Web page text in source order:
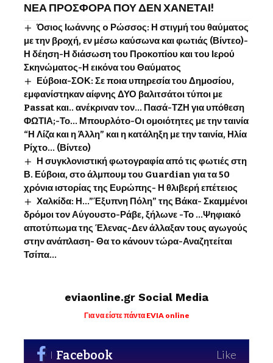
ΝΕΑ ΠΡΟΣΦΟΡΑ ΠΟΥ ΔΕΝ ΧΑΝΕΤΑΙ!
Όσιος Ιωάννης o Ρώσσος: Η στιγμή του θαύματος
με την βροχή, εν μέσω καύσωνα και φωτιάς (Βίντεο)-
Η δέηση-Η διάσωση του Προκοπίου και του Ιερού
Σκηνώματος-Η εικόνα του Θαύματος
Εύβοια-ΣΟΚ: Σε ποια υπηρεσία του Δημοσίου,
εμφανίστηκαν αίφνης ΔΥΟ βαλιτσάτοι τύποι με
Passat και.. ανέκριναν τον… Πασά-ΤΖΗ για υπόθεση
ΦΩΤΙΑ;-Το… Μπουρλότο-Οι ομοιότητες με την ταινία
“Η Λίζα και η Άλλη” και η κατάληξη με την ταινία, Ηλία
Ρίχτο… (Βίντεο)
Η συγκλονιστική φωτογραφία από τις φωτιές στη
Β. Εύβοια, στο άλμπουμ του Guardian για τα 50
χρόνια ιστορίας της Ευρώπης- Η θλιβερή επέτειος
Χαλκίδα: Η…”Έξυπνη Πόλη” της Βάκα- Σκαμμένοι
δρόμοι τον Αύγουστο-Ράβε, ξήλωνε -Το …Ψηφιακό
αποτύπωμα της Έλενας-Δεν άλλαξαν τους αγωγούς
στην ανάπλαση- Θα το κάνουν τώρα-Αναζητείται
Τσίπα…
eviaonline.gr Social Media
Για να είστε πάντα EVIA online
Facebook Like